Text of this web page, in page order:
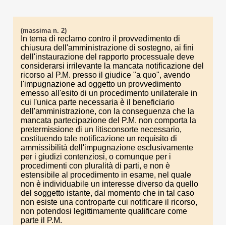
(massima n. 2)
In tema di reclamo contro il provvedimento di
chiusura dell'amministrazione di sostegno, ai fini
dell'instaurazione del rapporto processuale deve
considerarsi irrilevante la mancata notificazione del
ricorso al P.M. presso il giudice "a quo", avendo
l'impugnazione ad oggetto un provvedimento
emesso all'esito di un procedimento unilaterale in
cui l'unica parte necessaria è il beneficiario
dell'amministrazione, con la conseguenza che la
mancata partecipazione del P.M. non comporta la
pretermissione di un litisconsorte necessario,
costituendo tale notificazione un requisito di
ammissibilità dell'impugnazione esclusivamente
per i giudizi contenziosi, o comunque per i
procedimenti con pluralità di parti, e non è
estensibile al procedimento in esame, nel quale
non è individuabile un interesse diverso da quello
del soggetto istante, dal momento che in tal caso
non esiste una controparte cui notificare il ricorso,
non potendosi legittimamente qualificare come
parte il P.M.